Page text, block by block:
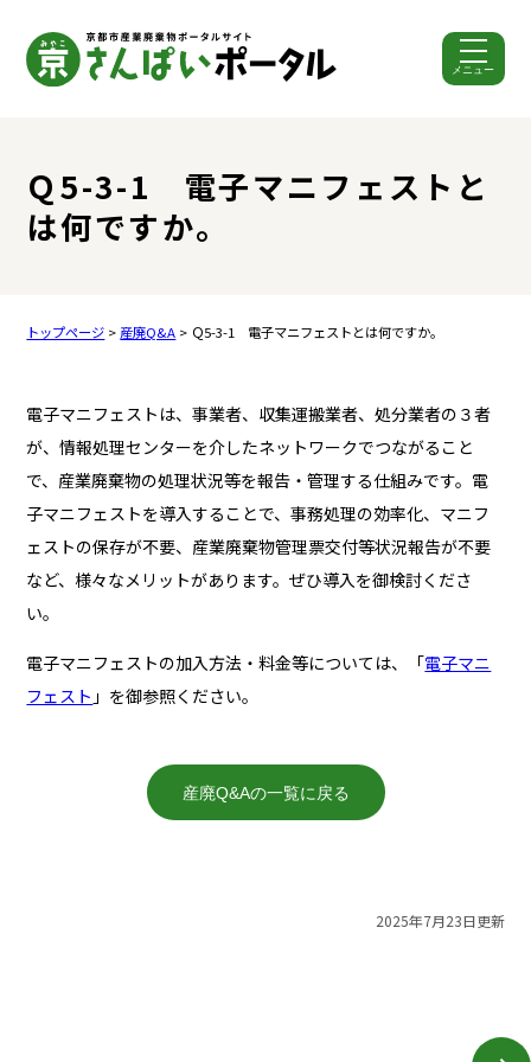
メニュー
Ｑ5-3-1 電子マニフェストと
は何ですか。
トップページ > 産廃Q&A > Ｑ5-3-1 電子マニフェストとは何ですか。
電子マニフェストは、事業者、収集運搬業者、処分業者の３者
が、情報処理センターを介したネットワークでつながること
で、産業廃棄物の処理状況等を報告・管理する仕組みです。電
子マニフェストを導入することで、事務処理の効率化、マニフ
ェストの保存が不要、産業廃棄物管理票交付等状況報告が不要
など、様々なメリットがあります。ぜひ導入を御検討くださ
い。
電子マニフェストの加入方法・料金等については、「電子マニ
フェスト 」を御参照ください。
産廃Q&Aの一覧に戻る
2025年7月23日更新